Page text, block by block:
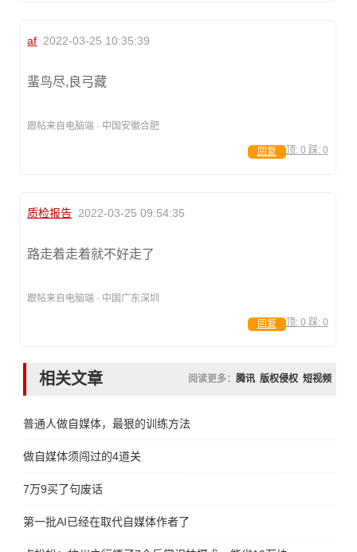
af 2022-03-25 10:35:39
蜚鸟尽,良弓藏
跟帖来自电脑端 · 中国安徽合肥
顶: 0 踩: 0
回复
质检报告 2022-03-25 09:54:35
路走着走着就不好走了
跟帖来自电脑端 · 中国广东深圳
顶: 0 踩: 0
回复
相关文章 阅读更多： 腾讯 版权侵权 短视频
普通人做自媒体，最狠的训练方法
做自媒体须闯过的4道关
7万9买了句废话
第一批AI已经在取代自媒体作者了